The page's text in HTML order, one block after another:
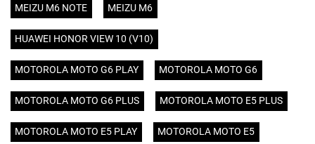
MEIZU M6 NOTE MEIZU M6
HUAWEI HONOR VIEW 10 (V10)
MOTOROLA MOTO G6 PLAY MOTOROLA MOTO G6
MOTOROLA MOTO G6 PLUS MOTOROLA MOTO E5 PLUS
MOTOROLA MOTO E5 PLAY MOTOROLA MOTO E5